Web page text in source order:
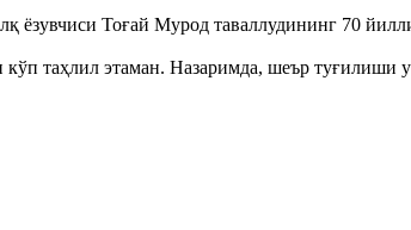
ёзувчиси Тоғай Мурод таваллудининг 70
таҳлил этаман. Назаримда, шеър